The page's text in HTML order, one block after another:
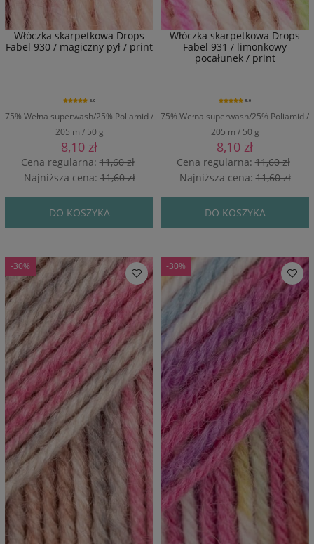
Włóczka skarpetkowa Drops
Fabel 930 / magiczny pył / print
75% Wełna superwash/25% Poliamid /
205 m / 50 g
5.0
8,10 zł
Cena regularna:11,60 zł
Najniższa cena:11,60 zł
DO KOSZYKA
Włóczka skarpetkowa Drops
Fabel 931 / limonkowy
pocałunek / print
75% Wełna superwash/25% Poliamid /
205 m / 50 g
5.0
8,10 zł
Cena regularna:11,60 zł
Najniższa cena:11,60 zł
DO KOSZYKA
-30% -30%